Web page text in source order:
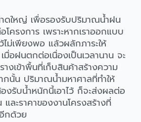
าดใหญ่ เพื่อรองรับปริมาณน้ำฝน
ครงการ เพราะหากเราออกแบบ
ไม่เพียงพอ แล้วผลักภาระให้
มื่อฝนตกต่อเนื่องเป็นเวลานาน จะ
างเข้าพื้นที่เก็บสินค้าสร้างความ
นั้น ปริมาณน้ำมหาศาลที่ทำให้
งรับน้ำหนักนี้เอาไว้ ก็จะส่งผลต่อ
ละราคาของงานโครงสร้างที่
กด้วย